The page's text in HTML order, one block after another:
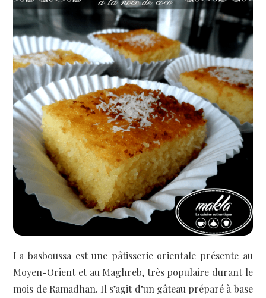
La basboussa est une pâtisserie orientale présente au
Moyen-Orient et au Maghreb, très populaire durant le
mois de Ramadhan. Il s’agit d’un gâteau préparé à base